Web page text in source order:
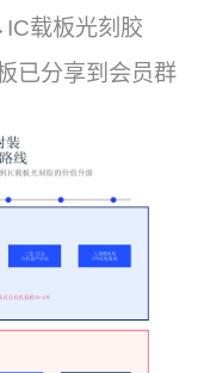
载板光刻胶
已分享到会员群